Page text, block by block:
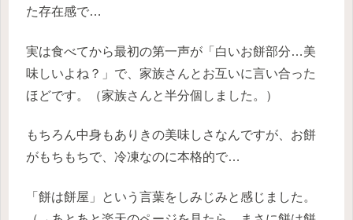
た存在感で…
実は食べてから最初の第一声が「白いお餅部分…美
味しいよね？」で、家族さんとお互いに言い合った
ほどです。（家族さんと半分個しました。）
もちろん中身もありきの美味しさなんですが、お餅
がもちもちで、冷凍なのに本格的で…
「餅は餅屋」という言葉をしみじみと感じました。